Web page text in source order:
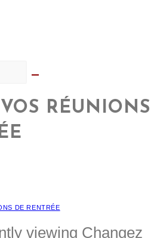
RÉUNIONS
DE RENTRÉE